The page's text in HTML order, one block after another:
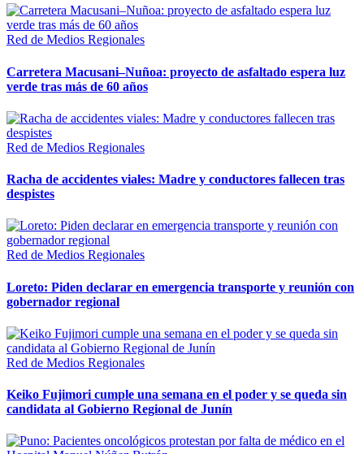
Red de Medios Regionales
Carretera Macusani–Nuñoa: proyecto de asfaltado espera luz
verde tras más de 60 años
Red de Medios Regionales
Racha de accidentes viales: Madre y conductores fallecen tras
despistes
Red de Medios Regionales
Loreto: Piden declarar en emergencia transporte y reunión con
gobernador regional
Red de Medios Regionales
Keiko Fujimori cumple una semana en el poder y se queda sin
candidata al Gobierno Regional de Junín